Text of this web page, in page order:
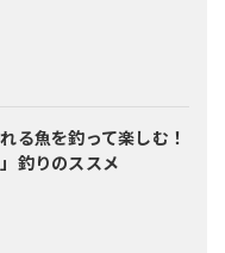
る魚を釣って楽しむ！
釣りのススメ